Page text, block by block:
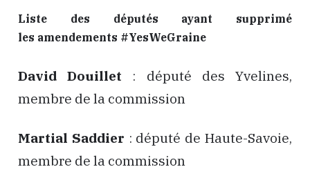
Liste des députés ayant supprimé
les amendements #YesWeGraine
David Douillet : député des Yvelines,
membre de la commission
Martial Saddier : député de Haute-Savoie,
membre de la commission